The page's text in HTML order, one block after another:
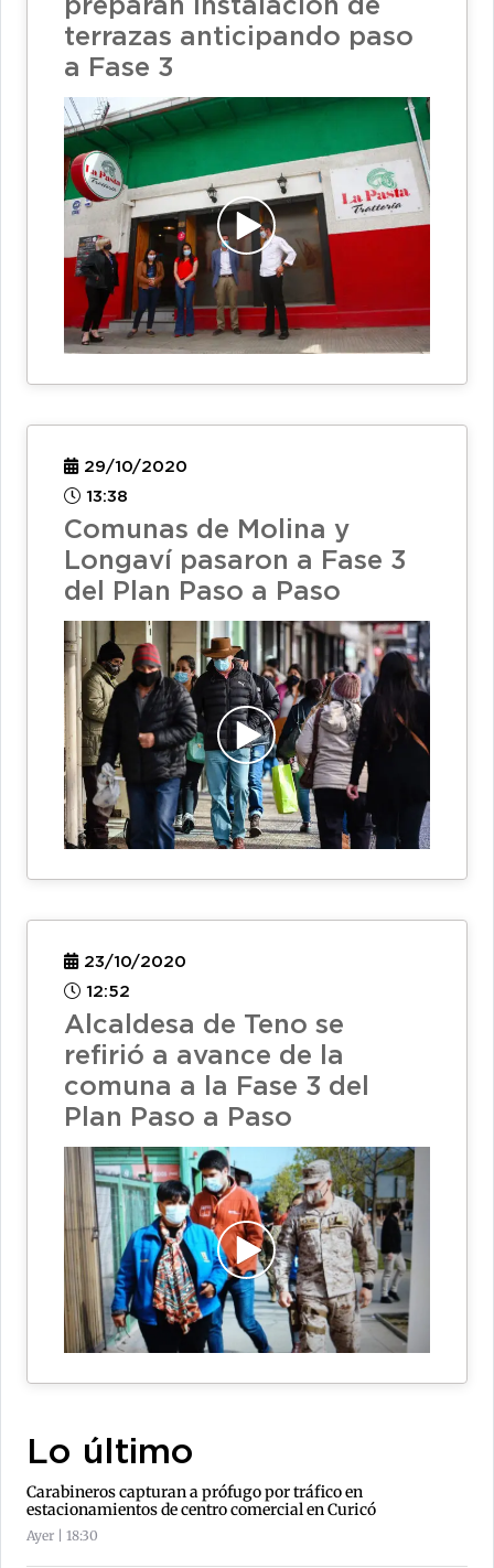
preparan instalación de
terrazas anticipando paso
a Fase 3
29/10/2020
13:38
Comunas de Molina y
Longaví pasaron a Fase 3
del Plan Paso a Paso
23/10/2020
12:52
Alcaldesa de Teno se
refirió a avance de la
comuna a la Fase 3 del
Plan Paso a Paso
Lo último
Carabineros capturan a prófugo por tráfico en
estacionamientos de centro comercial en Curicó
Ayer | 18:30